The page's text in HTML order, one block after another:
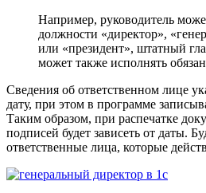
Например, руководитель
должности «директор»,
или «президент», штатный
может также исполнять
Сведения об ответственном лице
дату, при этом в программе
Таким образом, при распечатке
подписей будет зависеть от даты.
ответственные лица, которые